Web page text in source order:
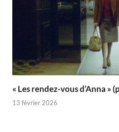
« Les rendez-vous d’Anna
13 février 2026